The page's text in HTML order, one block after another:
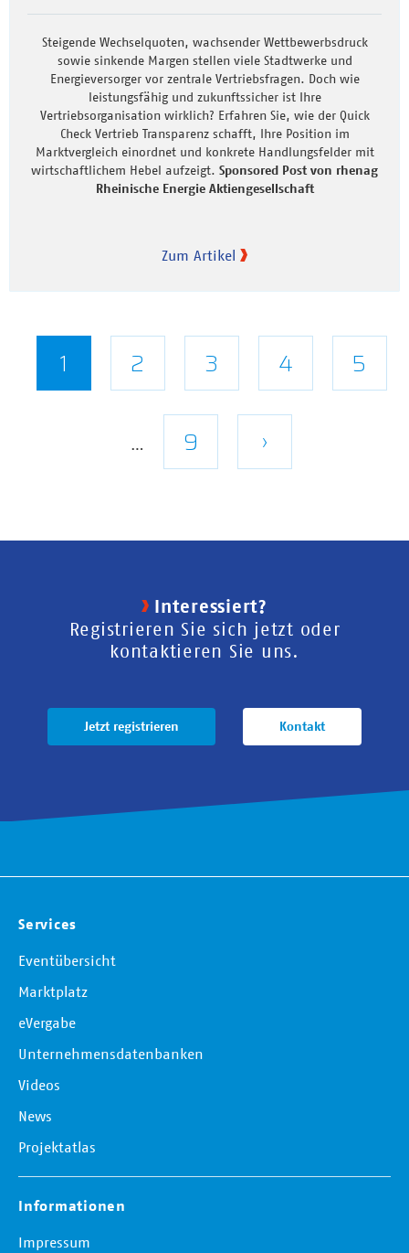
Steigende Wechselquoten, wachsender Wettbewerbsdruck
sowie sinkende Margen stellen viele Stadtwerke und
Energieversorger vor zentrale Vertriebsfragen. Doch wie
leistungsfähig und zukunftssicher ist Ihre
Vertriebsorganisation wirklich? Erfahren Sie, wie der Quick
Check Vertrieb Transparenz schafft, Ihre Position im
Marktvergleich einordnet und konkrete Handlungsfelder mit
wirtschaftlichem Hebel aufzeigt. Sponsored Post von rhenag
Rheinische Energie Aktiengesellschaft
Zum Artikel
Seitennummerierung
Aktuelle
1 Seite
2 Seite
3 Seite
4 Seite
5
…
Letzte
9
Nächste
›
Interessiert?
Registrieren Sie sich jetzt oder
kontaktieren Sie uns.
Jetzt registrieren Kontakt
Services
Eventübersicht
Marktplatz
eVergabe
Unternehmensdatenbanken
Videos
News
Projektatlas
Informationen
Impressum